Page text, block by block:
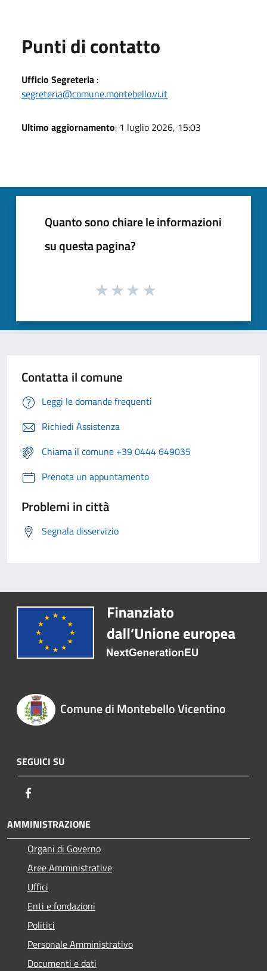
Punti di contatto
Ufficio Segreteria :
segreteria@comune.montebello.vi.it
Ultimo aggiornamento: 1 luglio 2026, 15:03
Quanto sono chiare le informazioni
su questa pagina?
Contatta il comune
Leggi le domande frequenti
Richiedi Assistenza
Chiama il comune +39 0444 649035
Prenota un appuntamento
Problemi in città
Segnala disservizio
Comune di Montebello Vicentino
SEGUICI SU
AMMINISTRAZIONE
Organi di Governo
Aree Amministrative
Uffici
Enti e fondazioni
Politici
Personale Amministrativo
Documenti e dati